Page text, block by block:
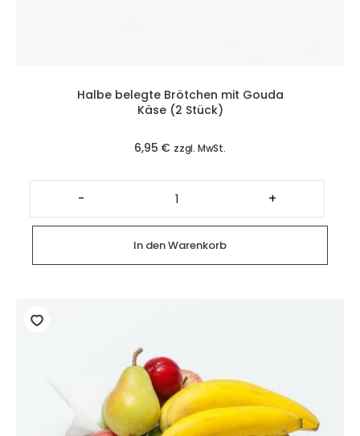
Halbe belegte Brötchen mit Gouda
Käse (2 Stück)
6,95 € zzgl. MwSt.
-
Halbe
belegte
Brötchen
mit
Gouda
Käse
(2
Stück)
+
In den Warenkorb